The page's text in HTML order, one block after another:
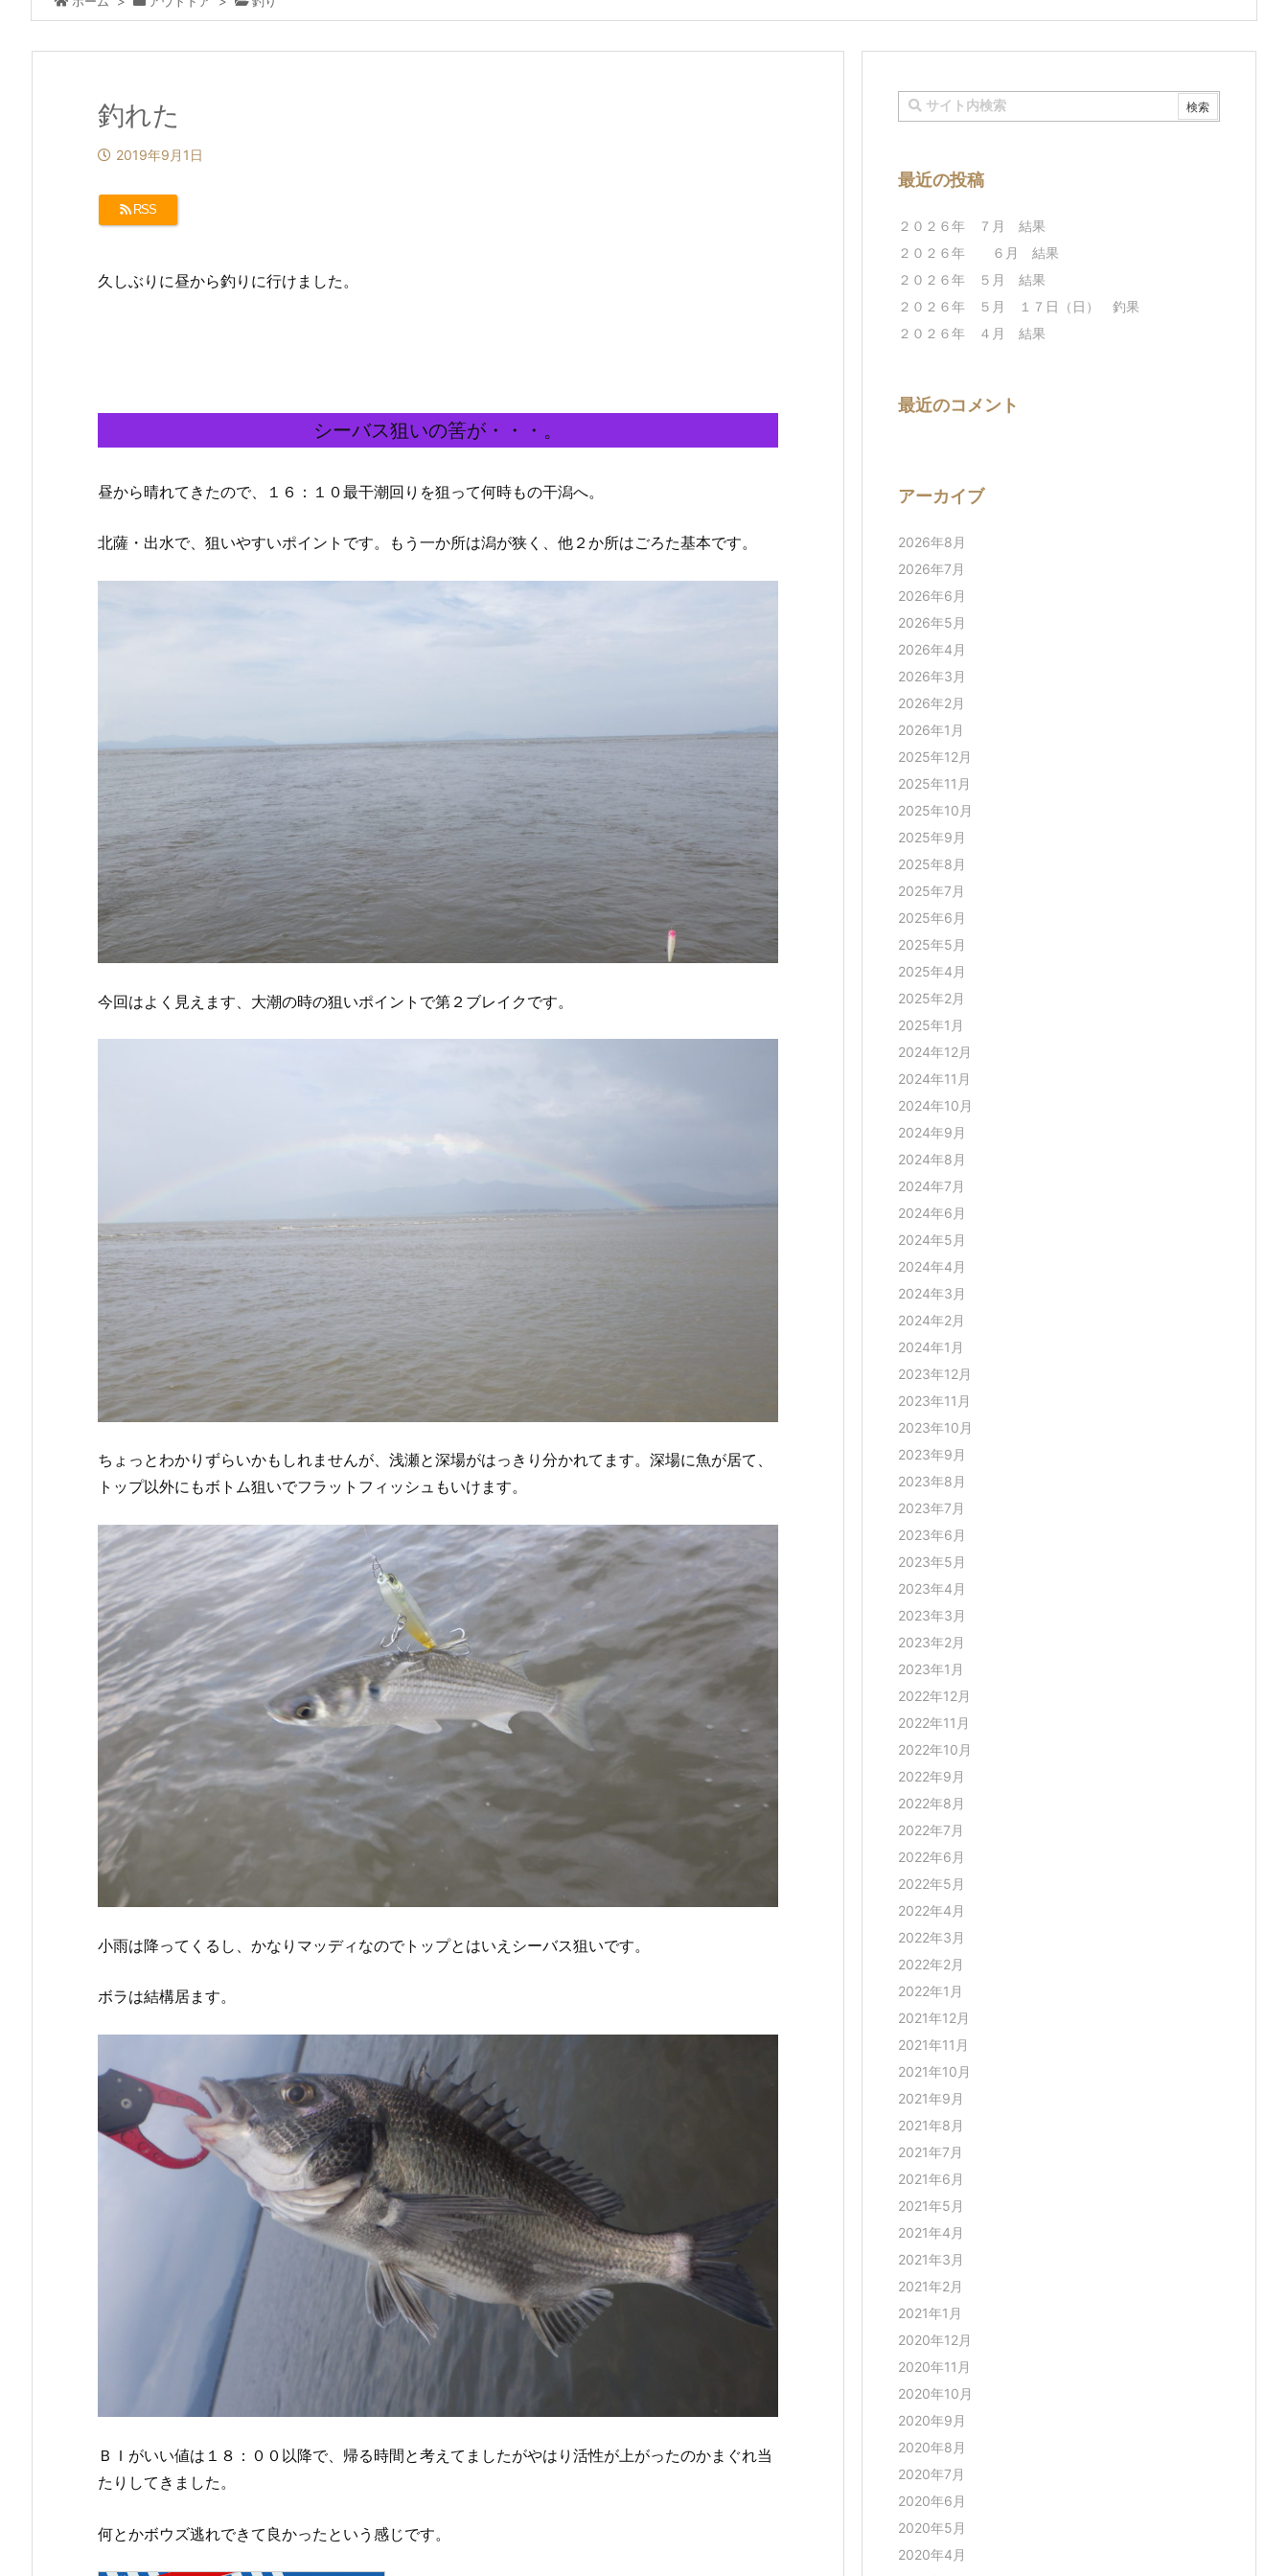
釣れた
2019年9月1日
RSS
久しぶりに昼から釣りに行けました。
シーバス狙いの筈が・・・。
昼から晴れてきたので、１６：１０最干潮回りを狙って何時もの干潟へ。
北薩・出水で、狙いやすいポイントです。もう一か所は潟が狭く、他２か所はごろた基本です。
今回はよく見えます、大潮の時の狙いポイントで第２ブレイクです。
ちょっとわかりずらいかもしれませんが、浅瀬と深場がはっきり分かれてます。深場に魚が居て、
トップ以外にもボトム狙いでフラットフィッシュもいけます。
小雨は降ってくるし、かなりマッディなのでトップとはいえシーバス狙いです。
ボラは結構居ます。
ＢＩがいい値は１８：００以降で、帰る時間と考えてましたがやはり活性が上がったのかまぐれ当
たりしてきました。
何とかボウズ逃れできて良かったという感じです。
最近の投稿
２０２６年 ７月 結果
２０２６年 ６月 結果
２０２６年 ５月 結果
２０２６年 ５月 １７日（日） 釣果
２０２６年 ４月 結果
最近のコメント
アーカイブ
2026年8月
2026年7月
2026年6月
2026年5月
2026年4月
2026年3月
2026年2月
2026年1月
2025年12月
2025年11月
2025年10月
2025年9月
2025年8月
2025年7月
2025年6月
2025年5月
2025年4月
2025年2月
2025年1月
2024年12月
2024年11月
2024年10月
2024年9月
2024年8月
2024年7月
2024年6月
2024年5月
2024年4月
2024年3月
2024年2月
2024年1月
2023年12月
2023年11月
2023年10月
2023年9月
2023年8月
2023年7月
2023年6月
2023年5月
2023年4月
2023年3月
2023年2月
2023年1月
2022年12月
2022年11月
2022年10月
2022年9月
2022年8月
2022年7月
2022年6月
2022年5月
2022年4月
2022年3月
2022年2月
2022年1月
2021年12月
2021年11月
2021年10月
2021年9月
2021年8月
2021年7月
2021年6月
2021年5月
2021年4月
2021年3月
2021年2月
2021年1月
2020年12月
2020年11月
2020年10月
2020年9月
2020年8月
2020年7月
2020年6月
2020年5月
2020年4月